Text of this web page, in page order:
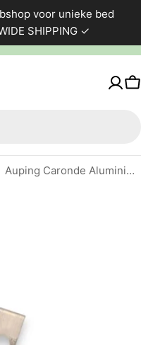
voor unieke bed
SHIPPING ✓
Auping Caronde Aluminium plaatje G